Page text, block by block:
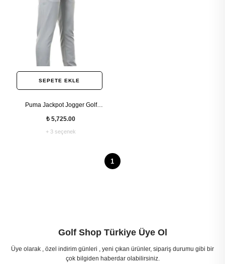
SEPETE EKLE
Puma Jackpot Jogger Golf
₺ 5,725.00
+ 3 seçenek
1
Golf Shop Türkiye Üye Ol
Üye olarak , özel indirim günleri , yeni çıkan ürünler, sipariş durumu gibi bir
çok bilgiden haberdar olabilirsiniz.